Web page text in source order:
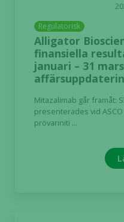
Regulatorisk
Alligator
finansiella
januari – 31
Mitazalimab går framåt:
presenterades vid
prövariniti ...